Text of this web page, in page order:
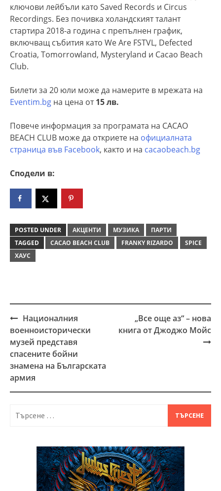
ключови лейбъли като Saved Records и Circus
Recordings. Без почивка холандският талант
стартира 2018-а година с препълнен график,
включващ събития като We Are FSTVL, Defected
Croatia, Tomorrowland, Mysteryland и Cacao Beach
Club.
Билети за 20 юли може да намерите в мрежата на
Eventim.bg на цена от15 лв.
Повече информация за програмата на CACAO
BEACH CLUB може да откриете на официалната
страница във Facebook, както и на cacaobeach.bg
Сподели в:
POSTED UNDER АКЦЕНТИ МУЗИКА
ПАРТИ
TAGGED
CACAO BEACH CLUB FRANKY RIZARDO
SPICE
ХАУС
Post
navigation
Националния
военноисторически
музей представя
спасените бойни
знамена на Българската
армия
„Все още аз“ – нова
книга от Джоджо Мойс
Търсене